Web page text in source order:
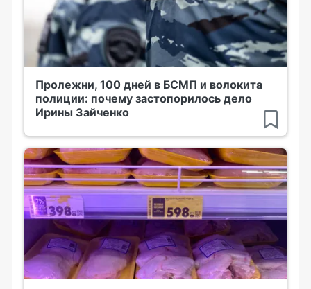
Пролежни, 100 дней в БСМП и волокита
полиции: почему застопорилось дело
Ирины Зайченко